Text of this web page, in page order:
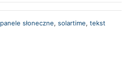
panele słoneczne, solartime, tekst